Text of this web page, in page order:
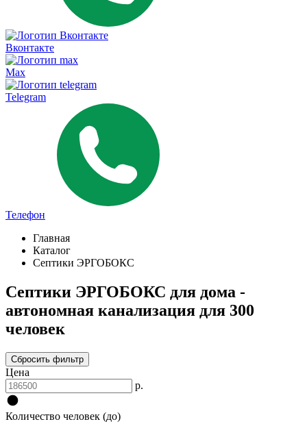
Вконтакте
Max
Telegram
Телефон
Главная
Каталог
Септики ЭРГОБОКС
Септики ЭРГОБОКС для дома -
автономная канализация для 300
человек
Сбросить фильтр
Цена
р.
Количество человек (до)